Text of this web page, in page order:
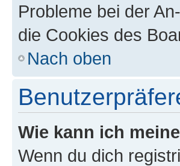
Probleme bei der
die Cookies des
Nach oben
Wie kann ich
Wenn du dich